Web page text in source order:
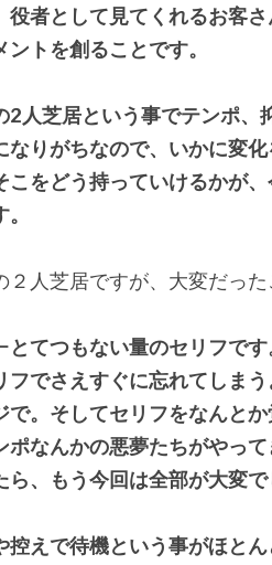
役者として見てくれるお客
トを創ることです。
2人芝居という事でテンポ、
なりがちなので、いかに変
こをどう持っていけるかが
２人芝居ですが、大変だっ
とてつもない量のセリフで
フでさえすぐに忘れてしま
で。そしてセリフをなんと
ポなんかの悪夢たちがやって
ら、もう今回は全部が大変
控えで待機という事がほと